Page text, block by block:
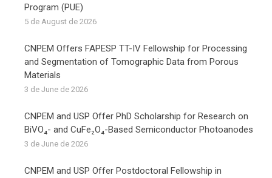
Program (PUE)
5 de August de 2026
CNPEM Offers FAPESP TT-IV Fellowship for Processing
and Segmentation of Tomographic Data from Porous
Materials
3 de June de 2026
CNPEM and USP Offer PhD Scholarship for Research on
BiVO₄- and CuFe₂O₄-Based Semiconductor Photoanodes
3 de June de 2026
CNPEM and USP Offer Postdoctoral Fellowship in